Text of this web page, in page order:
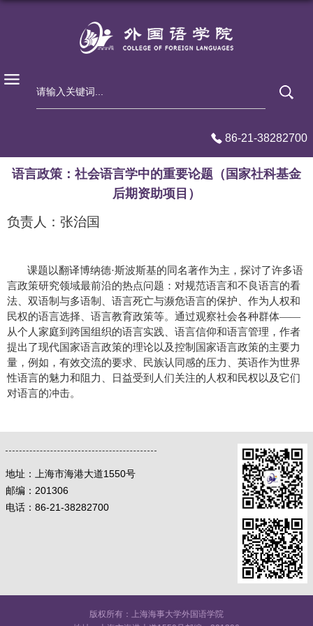
86-21-38282700
语言政策：社会语言学中的重要论题（国家社科基金
后期资助项目）
负责人：张治国
课题以翻译博纳德·斯波斯基的同名著作为主，探讨了许多语
言政策研究领域最前沿的热点问题：对规范语言和不良语言的看
法、双语制与多语制、语言死亡与濒危语言的保护、作为人权和
民权的语言选择、语言教育政策等。通过观察社会各种群体——
从个人家庭到跨国组织的语言实践、语言信仰和语言管理，作者
提出了现代国家语言政策的理论以及控制国家语言政策的主要力
量，例如，有效交流的要求、民族认同感的压力、英语作为世界
性语言的魅力和阻力、日益受到人们关注的人权和民权以及它们
对语言的冲击。
地址： 上海市海港大道1550号
邮编： 201306
电话：86-21-38282700
版权所有：上海海事大学外国语学院